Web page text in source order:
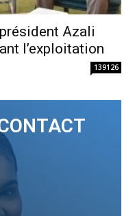
Azali
l’exploitation
139126